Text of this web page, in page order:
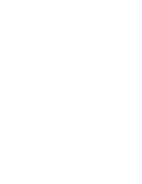
canoë, kayak, rafting,
et ski nautique (à
kilomètres de la